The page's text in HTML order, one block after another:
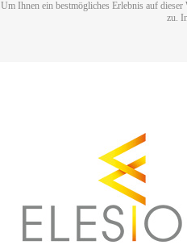
Um Ihnen ein bestmögliches Erlebnis auf
zu.